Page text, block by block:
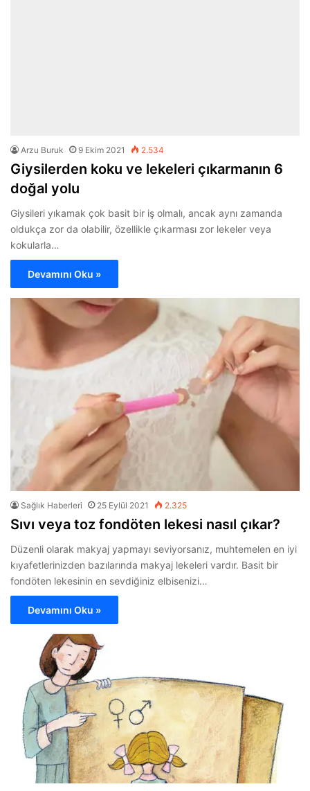
Arzu Buruk 9 Ekim 2021 2.534
Giysilerden koku ve lekeleri çıkarmanın 6
doğal yolu
Giysileri yıkamak çok basit bir iş olmalı, ancak aynı zamanda
oldukça zor da olabilir, özellikle çıkarması zor lekeler veya
kokularla…
Devamını Oku »
Sağlık Haberleri 25 Eylül 2021 2.325
Sıvı veya toz fondöten lekesi nasıl çıkar?
Düzenli olarak makyaj yapmayı seviyorsanız, muhtemelen en iyi
kıyafetlerinizden bazılarında makyaj lekeleri vardır. Basit bir
fondöten lekesinin en sevdiğiniz elbisenizi…
Devamını Oku »